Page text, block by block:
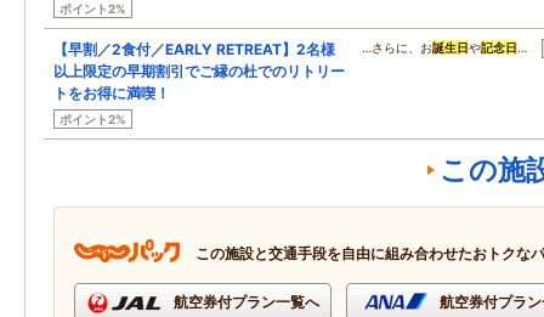
ポイント2%
【早割／2食付／EARLY RETREAT】2名様
以上限定の早期割引でご縁の杜でのリトリー
トをお得に満喫！
ポイント2%
…さらに、お誕生日や記念日 …
この施
この施設と交通手段を自由に組み合わせたおトクな
航空券付プラン一覧へ 航空券付プラ